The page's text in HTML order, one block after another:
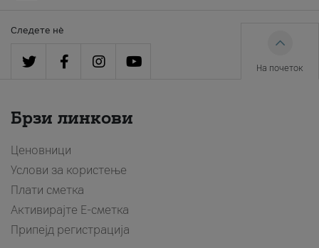
Следете нè
На почеток
Брзи линкови
Ценовници
Услови за користење
Плати сметка
Активирајте Е-сметка
Припејд регистрација